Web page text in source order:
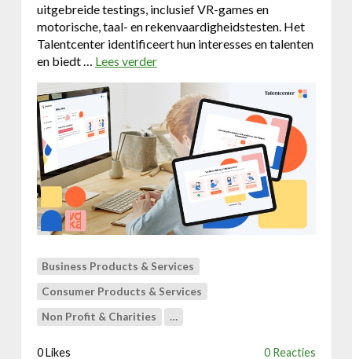
uitgebreide testings, inclusief VR-games en
motorische, taal- en rekenvaardigheidstesten. Het
Talentcenter identificeert hun interesses en talenten
en biedt … Lees verdero
O
n
t
m
o
e
t
e
l
e
Business Products & Services
Consumer Products & Services
Non Profit & Charities …
0 Likes 0 Reacties